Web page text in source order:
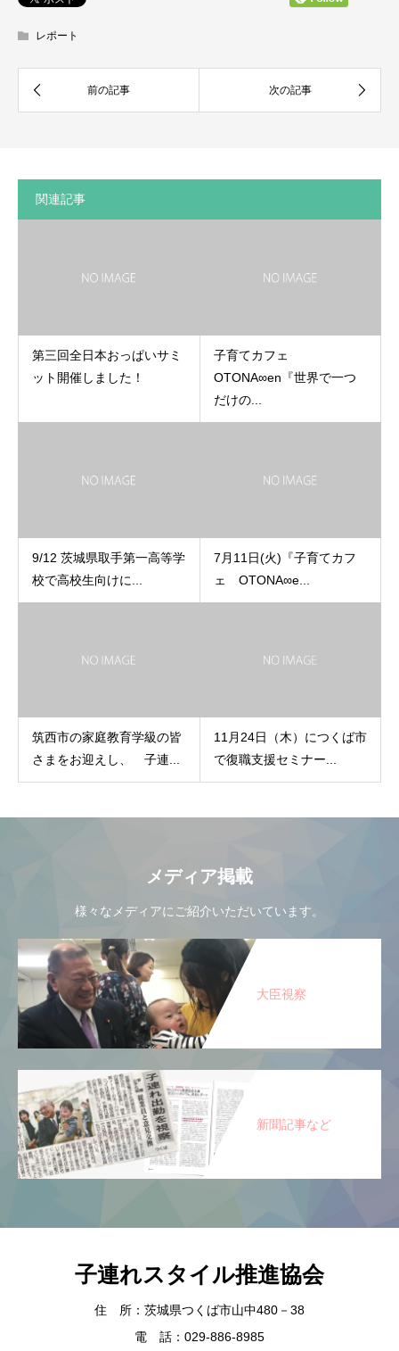
レポート
関連記事
第三回全日本おっぱいサミ
ット開催しました！
子育てカフェ
OTONA∞en『世界で一つ
だけの...
9/12 茨城県取手第一高等学
校で高校生向けに...
7月11日(火)『子育てカフ
ェ OTONA∞e...
筑西市の家庭教育学級の皆
さまをお迎えし、 子連...
11月24日（木）につくば市
で復職支援セミナー...
メディア掲載
様々なメディアにご紹介いただいています。
大臣視察
新聞記事など
子連れスタイル推進協会
住 所：茨城県つくば市山中480－38
電 話：029-886-8985